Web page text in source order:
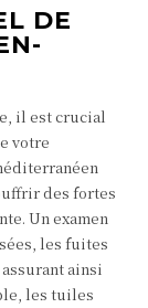
DE
il est crucial
votre
des fortes
Un examen
les fuites
ainsi
les tuiles